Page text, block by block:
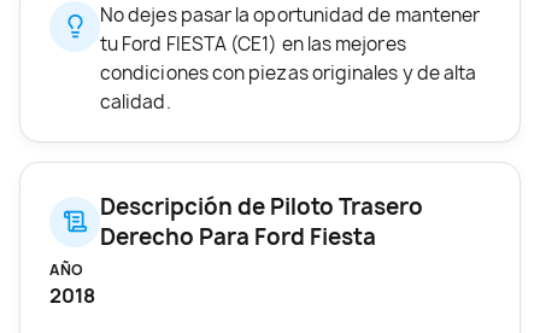
No dejes pasar la oportunidad de mantener
tu Ford FIESTA (CE1) en las mejores
condiciones con piezas originales y de alta
calidad.
Descripción de Piloto Trasero
Derecho Para Ford Fiesta
AÑO
2018